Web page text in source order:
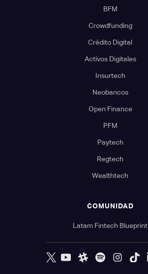
BFM
Crowdfunding
Crédito Digital
Activos Digitales
Insurtech
Neobancos
Open Finance
PFM
Paytech
Regtech
Wealthtech
COMUNIDAD
Latam Fintech Blueprint